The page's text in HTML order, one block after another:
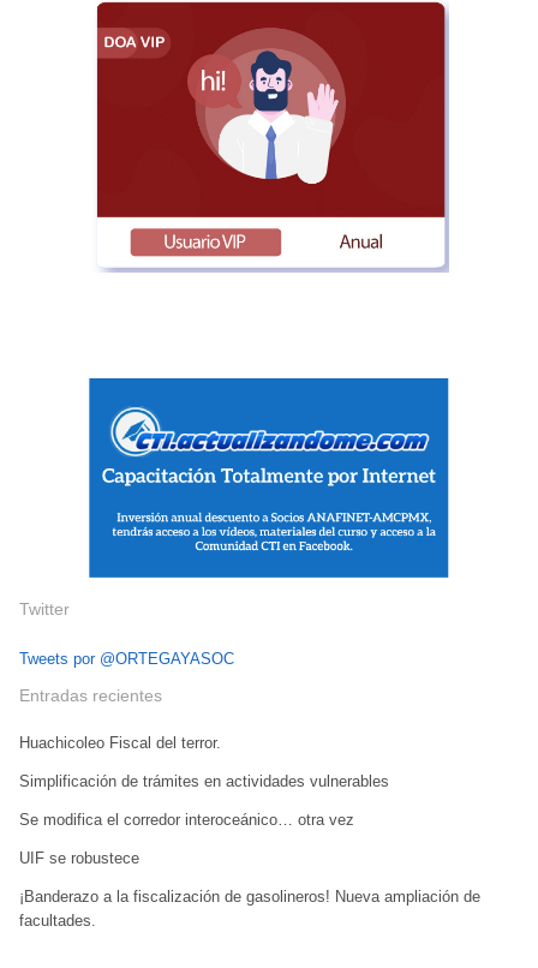
Twitter
Tweets por @ORTEGAYASOC
Entradas recientes
Huachicoleo Fiscal del terror.
Simplificación de trámites en actividades vulnerables
Se modifica el corredor interoceánico… otra vez
UIF se robustece
¡Banderazo a la fiscalización de gasolineros! Nueva ampliación de
facultades.